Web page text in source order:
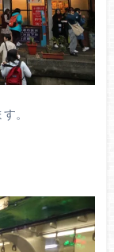
。